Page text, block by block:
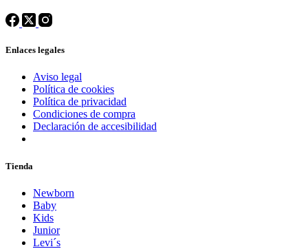
Enlaces legales
Aviso legal
Política de cookies
Política de privacidad
Condiciones de compra
Declaración de accesibilidad
Tienda
Newborn
Baby
Kids
Junior
Levi´s